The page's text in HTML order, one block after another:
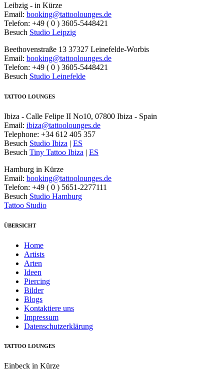
Leibzig - in Kürze
Email: booking@tattoolounges.de
Telefon: +49 ( 0 ) 3605-5448421
Besuch Studio Leipzig
Beethovenstraße 13 37327 Leinefelde-Worbis
Email: booking@tattoolounges.de
Telefon: +49 ( 0 ) 3605-5448421
Besuch Studio Leinefelde
TATTOO LOUNGES
Ibiza - Calle Felipe II No10, 07800 Ibiza - Spain
Email: ibiza@tattoolounges.de
Telephone: +34 612 405 357
Besuch Studio Ibiza | ES
Besuch Tiny Tattoo Ibiza | ES
Hamburg in Kürze
Email: booking@tattoolounges.de
Telefon: +49 ( 0 ) 5651-2277111
Besuch Studio Hamburg
Tattoo Studio
ÜBERSICHT
Home
Artists
Arten
Ideen
Piercing
Bilder
Blogs
Kontaktiere uns
Impressum
Datenschutzerklärung
TATTOO LOUNGES
Einbeck in Kürze